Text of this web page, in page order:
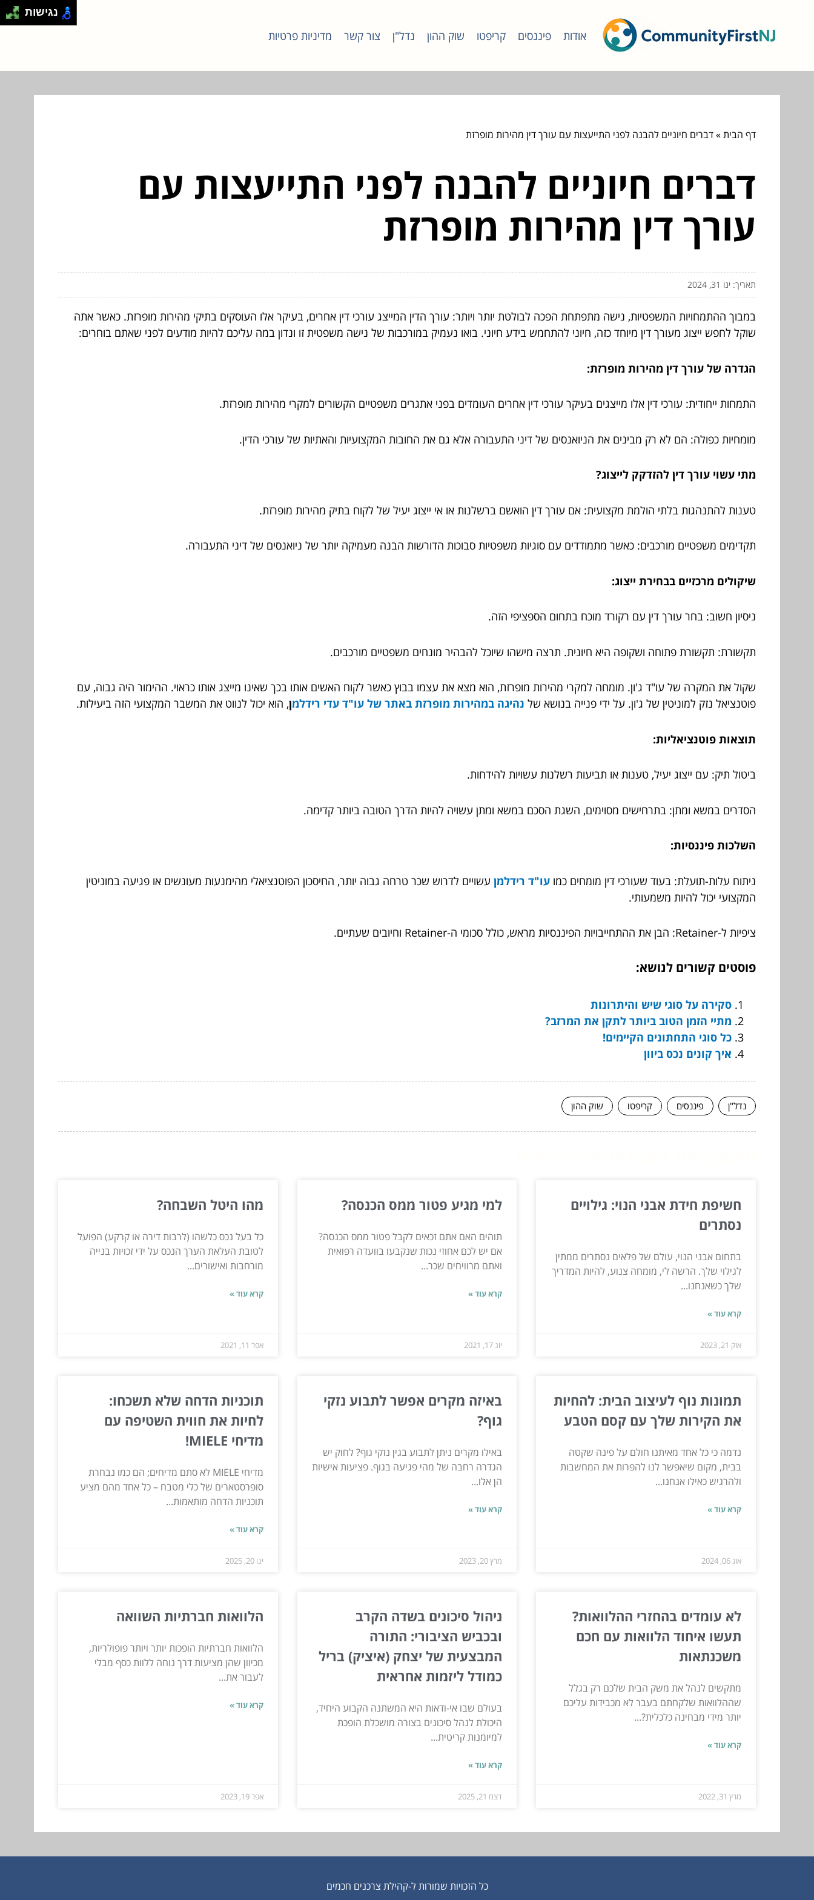
אודות פיננסים קריפטו שוק ההון נדל"ן צור קשר מדיניות פרטיות
דף הבית»דברים חיוניים להבנה לפני התייעצות עם עורך דין מהירות מופרזת
דברים חיוניים להבנה לפני התייעצות עם
עורך דין מהירות מופרזת
תאריך: ינו 31, 2024
במבוך ההתמחויות המשפטיות, נישה מתפתחת הפכה לבולטת יותר ויותר: עורך הדין המייצג עורכי דין אחרים, בעיקר אלו העוסקים בתיקי מהירות מופרזת. כאשר אתה
שוקל לחפש ייצוג מעורך דין מיוחד כזה, חיוני להתחמש בידע חיוני. בואו נעמיק במורכבות של נישה משפטית זו ונדון במה עליכם להיות מודעים לפני שאתם בוחרים:
הגדרה של עורך דין מהירות מופרזת:
התמחות ייחודית: עורכי דין אלו מייצגים בעיקר עורכי דין אחרים העומדים בפני אתגרים משפטיים הקשורים למקרי מהירות מופרזת.
מומחיות כפולה: הם לא רק מבינים את הניואנסים של דיני התעבורה אלא גם את החובות המקצועיות והאתיות של עורכי הדין.
מתי עשוי עורך דין להזדקק לייצוג?
טענות להתנהגות בלתי הולמת מקצועית: אם עורך דין הואשם ברשלנות או אי ייצוג יעיל של לקוח בתיק מהירות מופרזת.
תקדימים משפטיים מורכבים: כאשר מתמודדים עם סוגיות משפטיות סבוכות הדורשות הבנה מעמיקה יותר של ניואנסים של דיני התעבורה.
שיקולים מרכזיים בבחירת ייצוג:
ניסיון חשוב: בחר עורך דין עם רקורד מוכח בתחום הספציפי הזה.
תקשורת: תקשורת פתוחה ושקופה היא חיונית. תרצה מישהו שיוכל להבהיר מונחים משפטיים מורכבים.
שקול את המקרה של עו"ד ג'ון. מומחה למקרי מהירות מופרזת, הוא מצא את עצמו בבוץ כאשר לקוח האשים אותו בכך שאינו מייצג אותו כראוי. ההימור היה גבוה, עם
פוטנציאל נזק למוניטין של ג'ון. על ידי פנייה בנושא של נהיגה במהירות מופרזת באתר של עו"ד עדי רידלמן, הוא יכול לנווט את המשבר המקצועי הזה ביעילות.
תוצאות פוטנציאליות:
ביטול תיק: עם ייצוג יעיל, טענות או תביעות רשלנות עשויות להידחות.
הסדרים במשא ומתן: בתרחישים מסוימים, השגת הסכם במשא ומתן עשויה להיות הדרך הטובה ביותר קדימה.
השלכות פיננסיות:
ניתוח עלות-תועלת: בעוד שעורכי דין מומחים כמו עו"ד רידלמן עשויים לדרוש שכר טרחה גבוה יותר, החיסכון הפוטנציאלי מהימנעות מעונשים או פגיעה במוניטין
המקצועי יכול להיות משמעותי.
ציפיות ל-Retainer: הבן את ההתחייבויות הפיננסיות מראש, כולל סכומי ה-Retainer וחיובים שעתיים.
פוסטים קשורים לנושא:
סקירה על סוגי שיש והיתרונות
מתיי הזמן הטוב ביותר לתקן את המרזב?
כל סוגי התחתונים הקיימים!
איך קונים נכס ביוון
נדל"ן פיננסים קריפטו שוק ההון
חשיפת חידת אבני הנוי: גילויים
נסתרים
בתחום אבני הנוי, עולם של פלאים נסתרים ממתין
לגילוי שלך. הרשה לי, מומחה צנוע, להיות המדריך
שלך כשאנחנו...
קרא עוד »
אוק 21, 2023
למי מגיע פטור ממס הכנסה?
תוהים האם אתם זכאים לקבל פטור ממס הכנסה?
אם יש לכם אחוזי נכות שנקבעו בוועדה רפואית
ואתם מרוויחים שכר...
קרא עוד »
יונ 17, 2021
מהו היטל השבחה?
כל בעל נכס כלשהו (לרבות דירה או קרקע) הפועל
לטובת העלאת הערך הנכס על ידי זכויות בנייה
מורחבות ואישורים...
קרא עוד »
אפר 11, 2021
תמונות נוף לעיצוב הבית: להחיות
את הקירות שלך עם קסם הטבע
נדמה כי כל אחד מאיתנו חולם על פינה שקטה
בבית, מקום שיאפשר לנו להפרות את המחשבות
ולהרגיש כאילו אנחנו...
קרא עוד »
אוג 06, 2024
באיזה מקרים אפשר לתבוע נזקי
גוף?
באילו מקרים ניתן לתבוע בגין נזקי גוף? לחוק יש
הגדרה רחבה של מהי פגיעה בגוף. פציעות אישיות
הן אלו...
קרא עוד »
מרץ 20, 2023
תוכניות הדחה שלא תשכחו:
לחיות את חווית השטיפה עם
מדיחי MIELE!
מדיחי MIELE לא סתם מדיחים; הם כמו נבחרת
סופרסטארים של כלי מטבח – כל אחד מהם מציע
תוכניות הדחה מותאמות...
קרא עוד »
ינו 20, 2025
לא עומדים בהחזרי ההלוואות?
תעשו איחוד הלוואות עם חכם
משכנתאות
מתקשים לנהל את משק הבית שלכם רק בגלל
שההלוואות שלקחתם בעבר לא מכבידות עליכם
יותר מידי מבחינה כלכלית?...
קרא עוד »
מרץ 31, 2022
ניהול סיכונים בשדה הקרב
ובכביש הציבורי: התורה
המבצעית של יצחק (איציק) בריל
כמודל ליזמות אחראית
בעולם שבו אי-ודאות היא המשתנה הקבוע היחיד,
היכולת לנהל סיכונים בצורה מושכלת הופכת
למיומנות קריטית...
קרא עוד »
דצמ 21, 2025
הלוואות חברתיות השוואה
הלוואות חברתיות הופכות יותר ויותר פופולריות,
מכיוון שהן מציעות דרך נוחה ללוות כסף מבלי
לעבור את...
קרא עוד »
אפר 19, 2023
כל הזכויות שמורות ל-קהילת צרכנים חכמים
נגישות